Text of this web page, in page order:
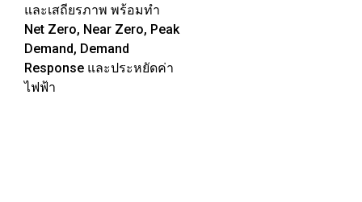
และเสถียรภาพ พร้อมทำ
Net Zero, Near Zero, Peak
Demand, Demand
Response และประหยัดค่า
ไฟฟ้า